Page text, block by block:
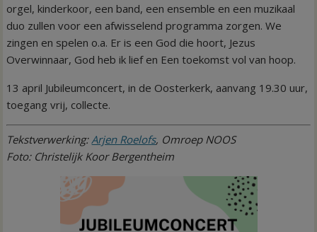
orgel, kinderkoor, een band, een ensemble en een muzikaal
duo zullen voor een afwisselend programma zorgen. We
zingen en spelen o.a. Er is een God die hoort, Jezus
Overwinnaar, God heb ik lief en Een toekomst vol van hoop.
13 april Jubileumconcert, in de Oosterkerk, aanvang 19.30 uur,
toegang vrij, collecte.
Tekstverwerking:Arjen Roelofs, Omroep NOOS
Foto: Christelijk Koor Bergentheim